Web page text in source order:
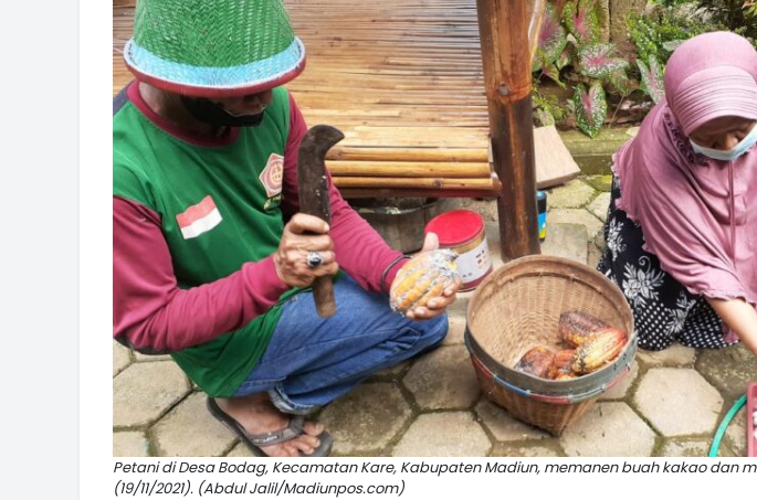
Petani di Desa Bodag, Kecamatan Kare, Kabupaten Madiun, memanen buah kakao dan
(19/11/2021). (Abdul Jalil/Madiunpos.com)